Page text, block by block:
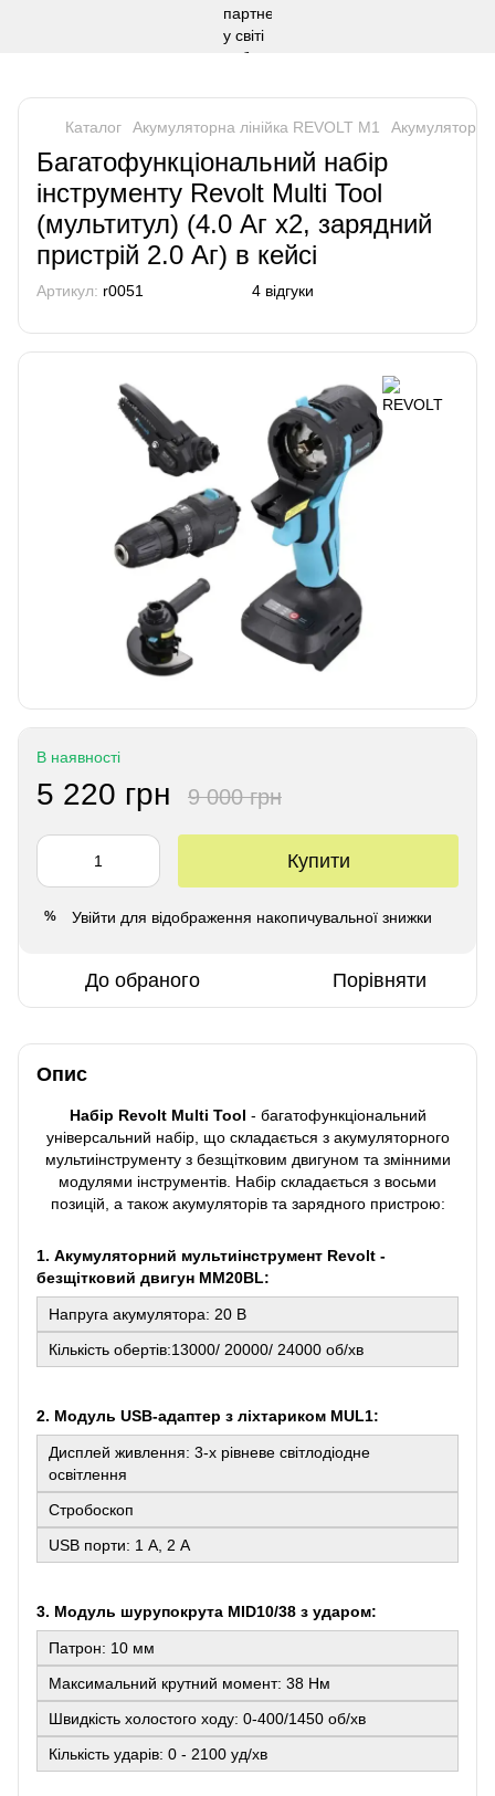
Каталог Акумуляторна лінійка REVOLT М1
Багатофункціональний набір
інструменту Revolt Multi Tool
(мультитул) (4.0 Аг х2, зарядний
пристрій 2.0 Аг) в кейсі
Артикул: r0051 4 відгуки
В наявності
5 220 грн 9 000 грн
Купити
% Увійти для відображення накопичувальної знижки
До обраного Порівняти
Опис
Набір Revolt Multi Tool - багатофункціональний
універсальний набір, що складається з акумуляторного
мультиінструменту з безщітковим двигуном та змінними
модулями інструментів. Набір складається з восьми
позицій, а також акумуляторів та зарядного пристрою:
1. Акумуляторний мультиінструмент Revolt -
безщітковий двигун ММ20BL:
Напруга акумулятора: 20 В
Кількість обертів:13000/ 20000/ 24000 об/хв
2. Модуль USB-адаптер з ліхтариком MUL1:
Дисплей живлення: 3-х рівневе світлодіодне
освітлення
Стробоскоп
USB порти: 1 А, 2 А
3. Модуль шурупокрута MID10/38 з ударом:
Патрон: 10 мм
Максимальний крутний момент: 38 Нм
Швидкість холостого ходу: 0-400/1450 об/хв
Кількість ударів: 0 - 2100 уд/хв